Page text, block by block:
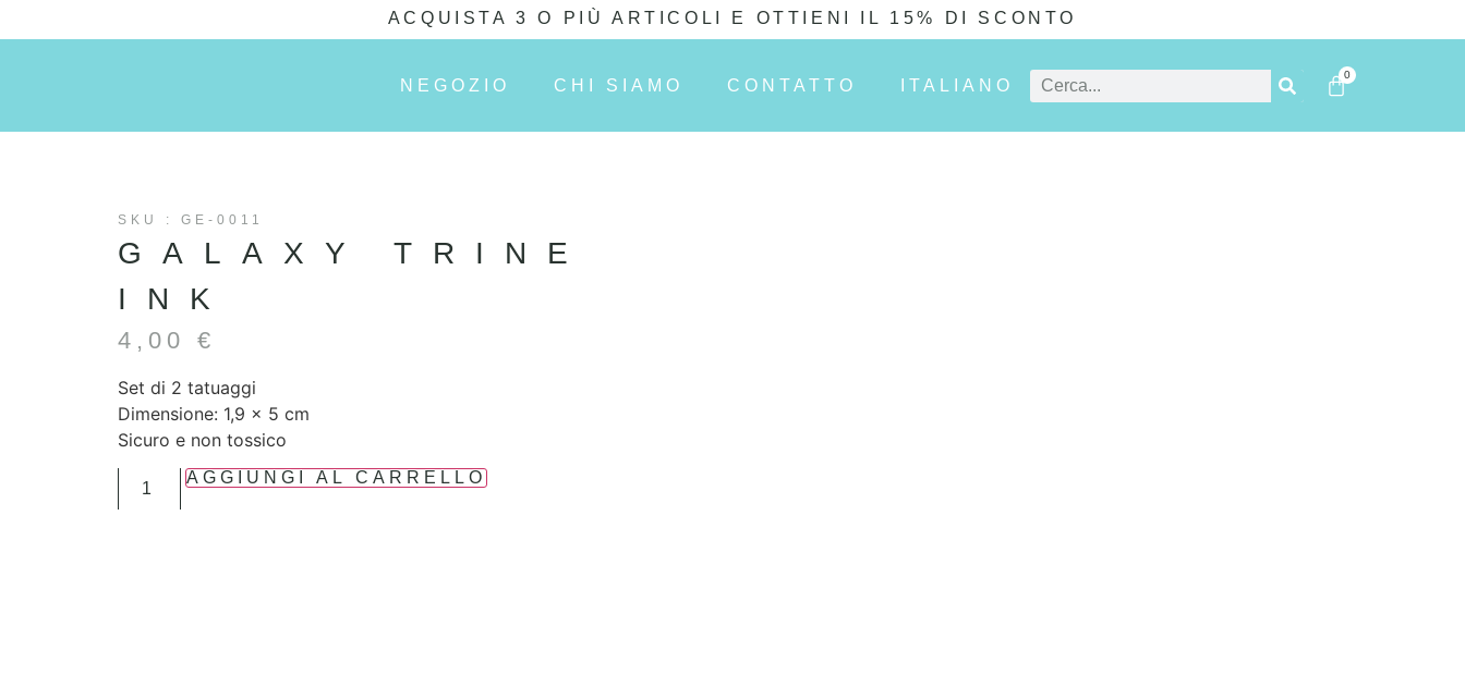
ACQUISTA 3 O PIÙ ARTICOLI E OTTIENI IL 15% DI SCONTO
NEGOZIO CHI SIAMO CONTATTO ITALIANO
0
SKU : GE-0011
GALAXY TRINE
INK
4,00 €
Set di 2 tatuaggi
Dimensione: 1,9 x 5 cm
Sicuro e non tossico
AGGIUNGI AL CARRELLO